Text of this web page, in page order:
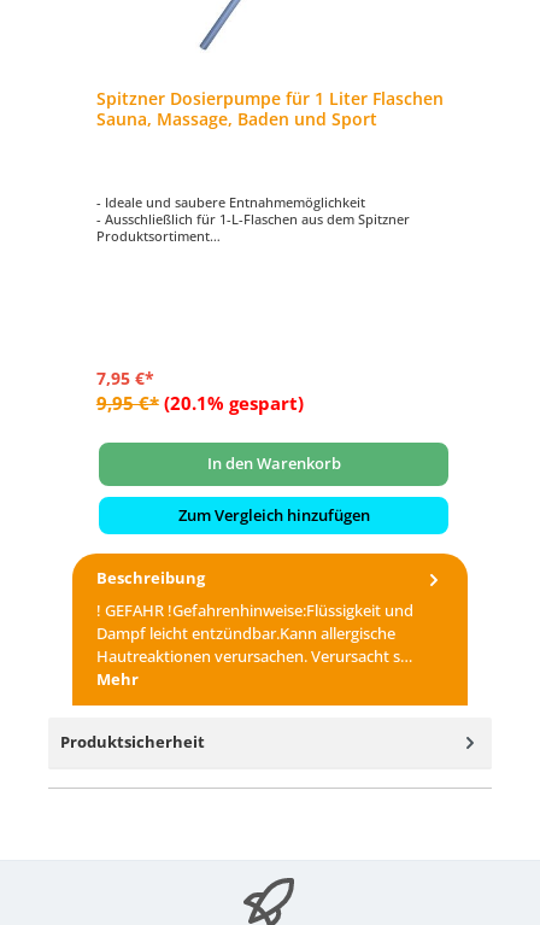
Spitzner Dosierpumpe für 1 Liter Flaschen
Sauna, Massage, Baden und Sport
- Ideale und saubere Entnahmemöglichkeit
- Ausschließlich für 1-L-Flaschen aus dem Spitzner
Produktsortiment
7,95 €*
9,95 €* (20.1% gespart)
In den Warenkorb
Zum Vergleich hinzufügen
Beschreibung
! GEFAHR !Gefahrenhinweise:Flüssigkeit und
Dampf leicht entzündbar.Kann allergische
Hautreaktionen verursachen. Verursacht s…
Mehr
Produktsicherheit